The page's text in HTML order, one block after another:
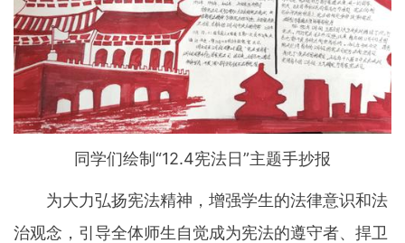
同学们绘制“12.4宪法日”主题手抄报
为大力弘扬宪法精神，增强学生的法律意识和法
治观念，引导全体师生自觉成为宪法的遵守者、捍卫